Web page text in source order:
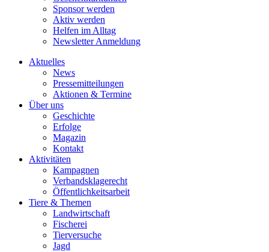
Sponsor werden
Aktiv werden
Helfen im Alltag
Newsletter Anmeldung
Aktuelles
News
Pressemitteilungen
Aktionen & Termine
Über uns
Geschichte
Erfolge
Magazin
Kontakt
Aktivitäten
Kampagnen
Verbandsklagerecht
Öffentlichkeitsarbeit
Tiere & Themen
Landwirtschaft
Fischerei
Tierversuche
Jagd